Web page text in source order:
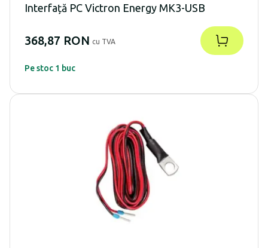
Interfață PC Victron Energy MK3-USB
368,87 RON cu TVA
Pe stoc 1 buc